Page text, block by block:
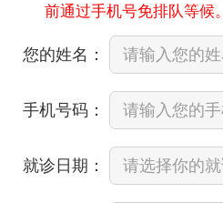
前通过手机号免排队等候。
您的姓名：
手机号码：
就诊日期：